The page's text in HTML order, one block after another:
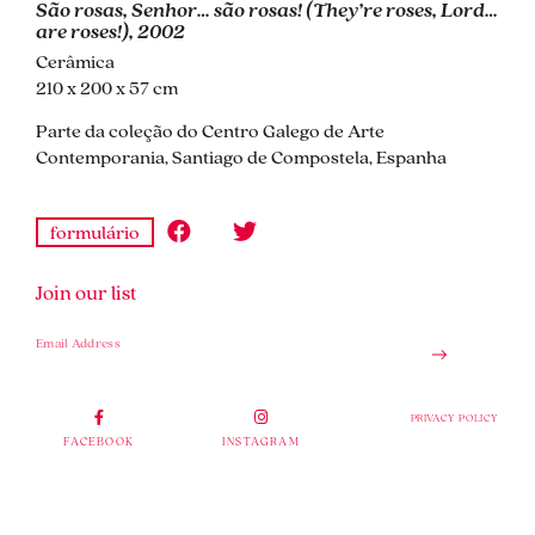
São rosas, Senhor… são rosas! (They’re roses, Lord…
are roses!), 2002
Cerâmica
210 x 200 x 57 cm
Parte da coleção do Centro Galego de Arte
Contemporania, Santiago de Compostela, Espanha
formulário
Join our list
FACEBOOK INSTAGRAM
PRIVACY POLICY